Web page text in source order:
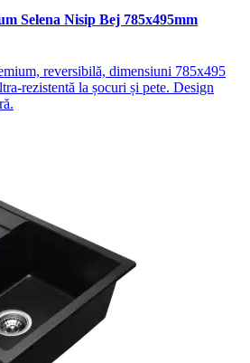
Selena Nisip Bej 785x495mm
reversibilă, dimensiuni 785x495
rezistentă la șocuri și pete. Design